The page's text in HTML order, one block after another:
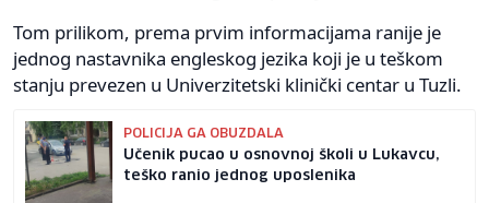
Tom prilikom, prema prvim informacijama ranije je
jednog nastavnika engleskog jezika koji je u teškom
stanju prevezen u Univerzitetski klinički centar u Tuzli.
POLICIJA GA OBUZDALA
Učenik pucao u osnovnoj školi u Lukavcu,
teško ranio jednog uposlenika